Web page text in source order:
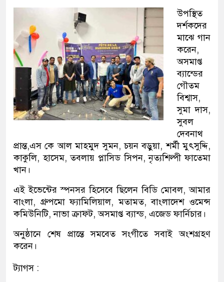
উপস্থিত
দর্শকদের
মাঝে গান
করেন,
অসমাপ্ত
ব্যান্ডের
গৌতম
বিশ্বাস,
সুমা দাস,
সুবল
দেবনাথ
প্রান্ত,এস কে আল মাহমুদ সুমন, চয়ন বড়ুয়া, শর্মী মুৎসুদ্দি,
কাকুলি, হাসেম, তবলায় প্লাসিড সিপন, নৃত্যশিল্পী ফাতেমা
খান।
এই ইভেন্টের স্পনসর হিসেবে ছিলেন বিডি মোবল, আমার
বাংলা, গ্রুপমো ফ্যামিলিয়াল, মতামত, বাংলাদেশ ওমেন্স
কমিউনিটি, নাভা ক্রাফ্ট, অসমাপ্ত ব্যান্ড, এজেড ফার্নিচার।
অনুষ্ঠানে শেষ প্রান্তে সমবেত সংগীতে সবাই অংশগ্রহণ
করেন।
ট্যাগস :